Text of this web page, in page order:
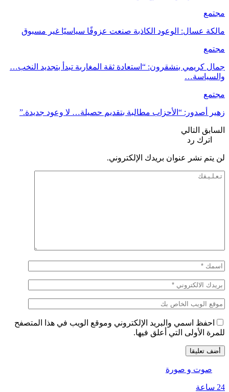
مجتمع
مالكة عسال: الوعود الكاذبة صنعت عزوفًا سياسيًا غير مسبوق
مجتمع
جمال كريمي بنشقرون: “استعادة ثقة المغاربة تبدأ بتجديد النخب…
والسياسة…
مجتمع
زهير أصدور: “الأحزاب مطالبة بتقديم حصيلة… لا وعود جديدة.”
السابق التالي
اترك رد
لن يتم نشر عنوان بريدك الإلكتروني.
احفظ اسمي والبريد الإلكتروني وموقع الويب في هذا المتصفح
للمرة الأولى التي أعلق فيها.
صوت و صورة
24 ساعة